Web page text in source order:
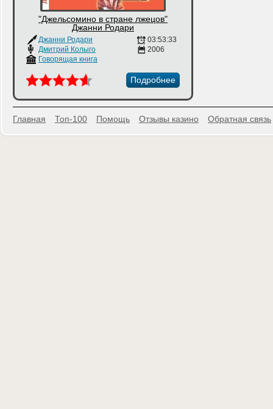
"Джельсомино в стране лжецов"
Джанни Родари
Джанни Родари
Дмитрий Колыго
Говорящая книга
03:53:33
2006
Подробнее
Главная Топ-100 Помощь Отзывы казино Обратная связь